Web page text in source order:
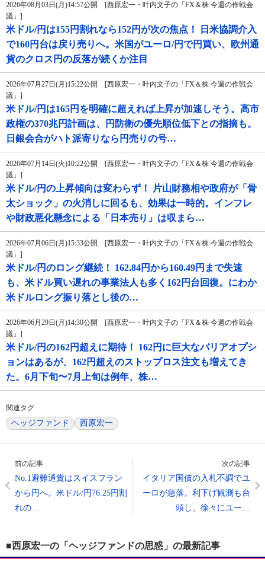
2026年08月03日(月)14:57公開 [西原宏一・叶内文子の「FX＆株 今週の作戦会
議」]
米ドル/円は155円割れなら152円が次の焦点！ 日米協調介入
で160円台は戻り売りへ。米国がユーロ/円で円買い、欧州通
貨のクロス円の反落が続くか注目
2026年07月27日(月)15:22公開 [西原宏一・叶内文子の「FX＆株 今週の作戦会
議」]
米ドル/円は165円を明確に超えれば上昇が加速しそう。高市
政権の370兆円計画は、円防衛の優先順位低下との指摘も。
日銀会合がハト派寄りなら円売りの号…
2026年07月14日(火)10:22公開 [西原宏一・叶内文子の「FX＆株 今週の作戦会
議」]
米ドル/円の上昇傾向は変わらず！ 片山財務相や政府が「骨
太ショック」の火消しに回るも、効果は一時的。インフレ
や財政悪化懸念による「日本売り」は収まら…
2026年07月06日(月)15:33公開 [西原宏一・叶内文子の「FX＆株 今週の作戦会
議」]
米ドル/円のロング継続！ 162.84円から160.49円まで失速
も、米ドル買い遅れの事業法人も多く162円台回復。にわか
米ドルロング振り落とし後の…
2026年06月29日(月)14:30公開 [西原宏一・叶内文子の「FX＆株 今週の作戦会
議」]
米ドル/円の162円超えに期待！ 162円に巨大なバリアオプシ
ョンはあるが、162円超えのストップロス注文も増えてき
た。6月下旬〜7月上旬は例年、株…
関連タグ
ヘッジファンド 西原宏一
前の記事
No.1避難通貨はスイスフラン
から円へ。米ドル/円76.25円割
れの…
次の記事
イタリア国債の入札不調でユ
ーロが急落。利下げ観測も台
頭し、徐々にユー…
■西原宏一の「ヘッジファンドの思惑」の最新記事